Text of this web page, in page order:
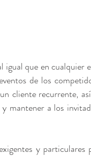
igual que en cualquier
de los
cliente recurrente,
mantener a los